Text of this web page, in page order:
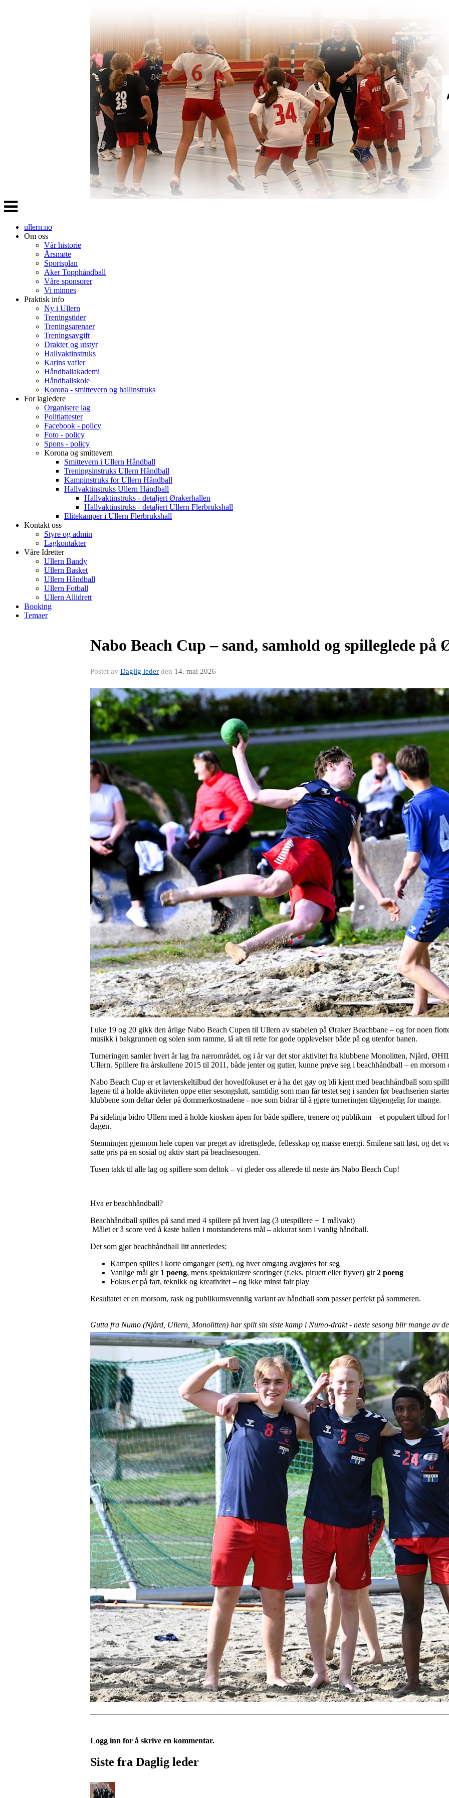
Veksle
navigasjon
ullern.no
Om oss
Vår historie
Årsmøte
Sportsplan
Aker Topphåndball
Våre sponsorer
Vi minnes
Praktisk info
Ny i Ullern
Treningstider
Treningsarenaer
Treningsavgift
Drakter og utstyr
Hallvaktinstruks
Karins vafler
Håndballakademi
Håndballskole
Korona - smittevern og hallinstruks
For lagledere
Organisere lag
Politiattester
Facebook - policy
Foto - policy
Spons - policy
Korona og smittevern
Smittevern i Ullern Håndball
Treningsinstruks Ullern Håndball
Kampinstruks for Ullern Håndball
Hallvaktinstruks Ullern Håndball
Hallvaktinstruks - detaljert Ørakerhallen
Hallvaktinstruks - detaljert Ullern Flerbrukshall
Elitekamper i Ullern Flerbrukshall
Kontakt oss
Styre og admin
Lagkontakter
Våre Idretter
Ullern Bandy
Ullern Basket
Ullern Håndball
Ullern Fotball
Ullern Allidrett
Booking
Temaer
Nabo Beach Cup – sand, samhold og spilleglede på
Postet av Daglig leder den 14. mai 2026
I uke 19 og 20 gikk den årlige Nabo Beach Cupen til Ullern av stabelen på Øraker Beachbane – og for noen
musikk i bakgrunnen og solen som ramme, lå alt til rette for gode opplevelser både på og utenfor banen.
Turneringen samler hvert år lag fra nærområdet, og i år var det stor aktivitet fra klubbene Monolitten, Njård,
Ullern. Spillere fra årskullene 2015 til 2011, både jenter og gutter, kunne prøve seg i beachhåndball – en
Nabo Beach Cup er et lavterskeltilbud der hovedfokuset er å ha det gøy og bli kjent med beachhåndball som
lagene til å holde aktiviteten oppe etter sesongslutt, samtidig som man får testet seg i sanden før beachserien
klubbene som deltar deler på dommerkostnadene - noe som bidrar til å gjøre turneringen tilgjengelig for mange.
På sidelinja bidro Ullern med å holde kiosken åpen for både spillere, trenere og publikum – et populært tilbud for
dagen.
Stemningen gjennom hele cupen var preget av idrettsglede, fellesskap og masse energi. Smilene satt løst, og det
satte pris på en sosial og aktiv start på beachsesongen.
Tusen takk til alle lag og spillere som deltok – vi gleder oss allerede til neste års Nabo Beach Cup!
Hva er beachhåndball?
Beachhåndball spilles på sand med 4 spillere på hvert lag (3 utespillere + 1 målvakt)
Målet er å score ved å kaste ballen i motstanderens mål – akkurat som i vanlig håndball.
Det som gjør beachhåndball litt annerledes:
Kampen spilles i korte omganger (sett), og hver omgang avgjøres for seg
Vanlige mål gir 1 poeng, mens spektakulære scoringer (f.eks. piruett eller flyver) gir2 poeng
Fokus er på fart, teknikk og kreativitet – og ikke minst fair play
Resultatet er en morsom, rask og publikumsvennlig variant av håndball som passer perfekt på sommeren.
Gutta fra Numo (Njård, Ullern, Monolitten) har spilt sin siste kamp i Numo-drakt - neste sesong blir mange av
Logg inn for å skrive en kommentar.
Siste fra Daglig leder